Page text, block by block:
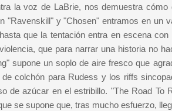
la voz de LaBrie, nos demuestra
"Ravenskill" y "Chosen" entramos en un
que la tentación entra en escena
que para narrar una historia no
supone un soplo de aire fresco que
colchón para Rudess y los riffs
de azúcar en el estribillo. "The Road To
se supone que, tras mucho esfuerzo,